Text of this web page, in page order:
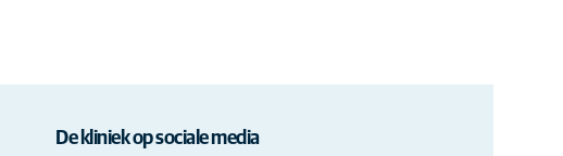
De kliniek op sociale media